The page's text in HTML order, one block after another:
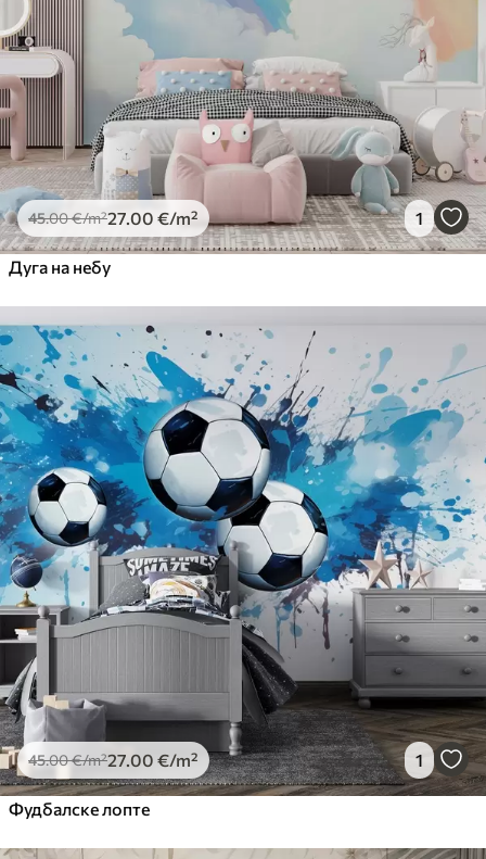
€
Premium Vinil
.00€/m²
Peel and Stick
81.6749.00€/m²
45.00€/m²27 .00 €/m² 1
Дуга на небу
45.00€/m²27 .00 €/m² 1
Фудбалске лопте